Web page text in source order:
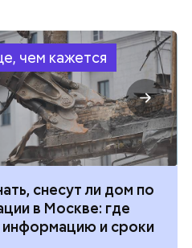
чем кажется
снесут ли дом по
в Москве: где
информацию и сроки